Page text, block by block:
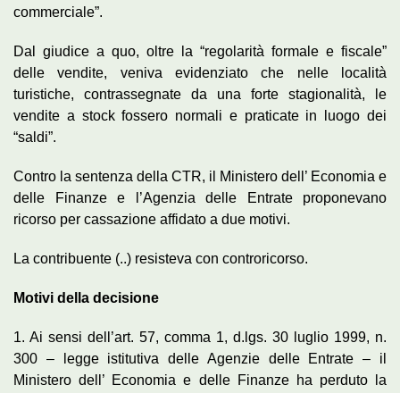
commerciale”.
Dal giudice a quo, oltre la “regolarità formale e fiscale”
delle vendite, veniva evidenziato che nelle località
turistiche, contrassegnate da una forte stagionalità, le
vendite a stock fossero normali e praticate in luogo dei
“saldi”.
Contro la sentenza della CTR, il Ministero dell’ Economia e
delle Finanze e l’Agenzia delle Entrate proponevano
ricorso per cassazione affidato a due motivi.
La contribuente (..) resisteva con controricorso.
Motivi della decisione
1. Ai sensi dell’art. 57, comma 1, d.lgs. 30 luglio 1999, n.
300 – legge istitutiva delle Agenzie delle Entrate – il
Ministero dell’ Economia e delle Finanze ha perduto la